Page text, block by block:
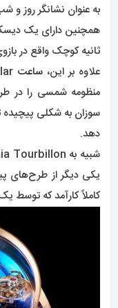
به عنوان نشانگر روز
همچنین دارای یک
ثانیه کوچک واقع در
علاوه بر این،ساعت
منظومه شمسی را در
سوزان به شکلی
دهد.
شبیه به Astronomia Tourbillon،
یکی دیگر از طرح‌های
کاملاً کارآمد که توسط یک